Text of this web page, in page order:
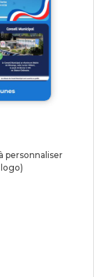
personnaliser